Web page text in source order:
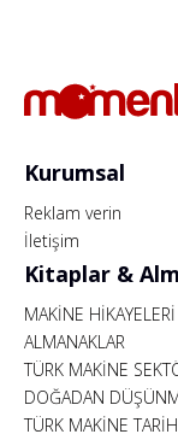
Kurumsal
Reklam verin
İletişim
Kitaplar &
MAKİNE HİKAYELERİ
ALMANAKLAR
TÜRK MAKİNE
DOĞADAN
TÜRK MAKİNE